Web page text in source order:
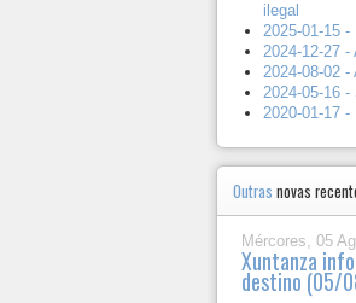
ilegal
2025-01-15
2024-12-27
2024-08-02
2024-05-16
2020-01-17
Outras novas
Mércores, 05
Xuntanza
destino (05/